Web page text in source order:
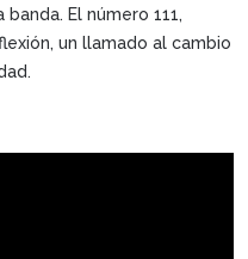
banda. El número 111,
un llamado al cambio